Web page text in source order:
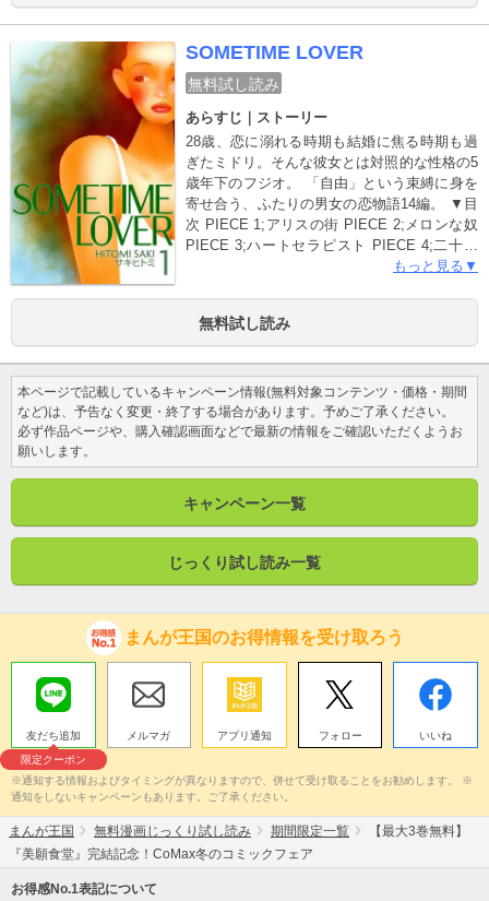
のブーミー ROOM No.003 シクラメン通信
No.005 100%バレンタインデー ROOM
No.006 失恋：山口君の場合 ROOM No.007
10日目のジェラシー ROOM No.008 メタモル
フォーゼ ROOM No.009 ディスタンス ROOM
No.010 由美のシグナル ROOM No.011 雨のち
晴れ ROOM No.012 社内恋愛のセオリー
ROOM No.013 グラデーション ROOM
No.014 おやじの週末
SOMETIME LOVER
無料試し読み
あらすじ｜ストーリー
28歳、恋に溺れる時期も結婚に焦る時期も過
ぎたミドリ。そんな彼女とは対照的な性格の5
歳年下のフジオ。 「自由」という束縛に身を
寄せ合う、ふたりの男女の恋物語14編。 ▼目
次 PIECE 1;アリスの街 PIECE 2;メロンな奴
PIECE 3;ハートセラピスト PIECE 4;二十歳
のシンドローム PIECE 5;先生のキャンバス
ド クリスマス PIECE 10;21年目の魔法
PIECE 11;黄昏ロマンス PIECE 12;ゴッドマ
ザーの日 PIECE 13;たまにはジェラシー
PIECE 14;それぞれのオフタイム
もっと見る▼
無料試し読み
本ページで記載しているキャンペーン情報(無料対象コンテンツ・価格・期間
など)は、予告なく変更・終了する場合があります。予めご了承ください。
必ず作品ページや、購入確認画面などで最新の情報をご確認いただくようお
願いします。
キャンペーン一覧
じっくり試し読み一覧
まんが王国のお得情報を受け取ろう
友だち追加
限定クーポン
メルマガ アプリ通知 フォロー いいね
※通知する情報およびタイミングが異なりますので、併せて受け取ることをお勧めします。 ※
通知をしないキャンペーンもあります。ご了承ください。
まんが王国 無料漫画じっくり試し読み 期間限定一覧
【最大3巻無料】
『美願食堂』完結記念！CoMax冬のコミックフェア
お得感No.1表記について